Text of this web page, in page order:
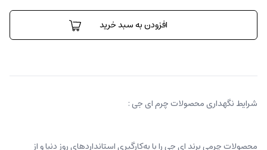
رودوشی
عدد
افزودن به سبد خرید
شرایط نگهداری محصولات چرم ای جی :
محصولات چرمی برند ای جی را با به‌کارگیری استانداردهای روز دنیا و از